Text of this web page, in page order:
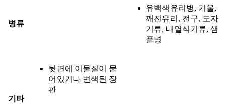
병류
유백색유리병, 거울,
깨진유리, 전구, 도자
기류, 내열식기류, 샘
플병
기타
뒷면에 이물질이 묻
어있거나 변색된 장
판